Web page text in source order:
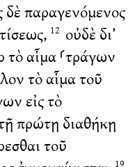
δὲ παραγενόμενος
12 οὐδὲ δι’
τὸ αἷμα ⸂τράγων
τὸ αἷμα τοῦ
εἰς τὸ
πρώτῃ διαθήκῃ
τοῦ
19